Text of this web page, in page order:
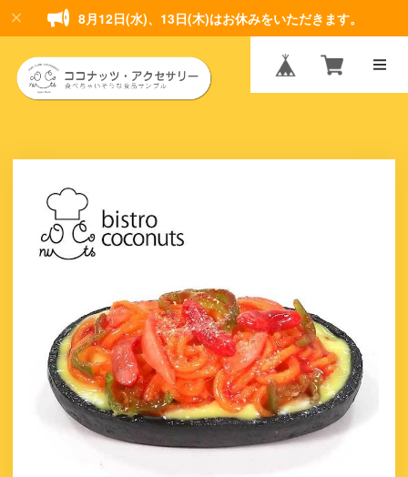
8月12日(水)、13日(木)はお休みをいただきます。